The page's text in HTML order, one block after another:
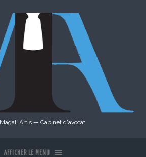
Artis — Cabinet d'avocat
AFFICHER LE MENU